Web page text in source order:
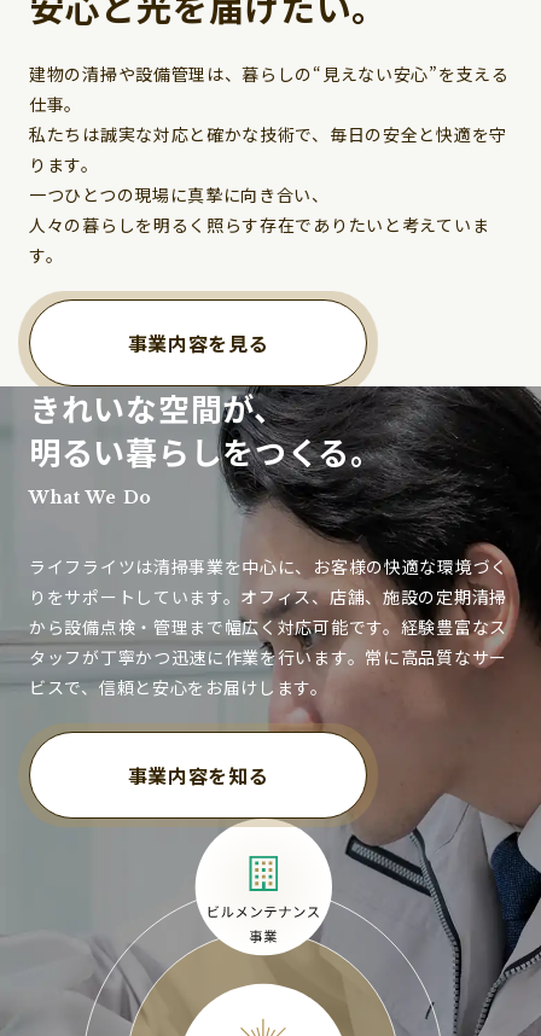
建物の清掃や設備管理は、暮らしの“見えない安心”を支える
仕事。
私たちは誠実な対応と確かな技術で、毎日の安全と快適を守
ります。
一つひとつの現場に真摯に向き合い、
人々の暮らしを明るく照らす存在でありたいと考えていま
す。
事業内容を見る
きれいな空間が、
明るい暮らしをつくる。
What We Do
ライフライツは清掃事業を中心に、お客様の快適な環境づく
りをサポートしています。オフィス、店舗、施設の定期清掃
から設備点検・管理まで幅広く対応可能です。経験豊富なス
タッフが丁寧かつ迅速に作業を行います。常に高品質なサー
ビスで、信頼と安心をお届けします。
事業内容を知る